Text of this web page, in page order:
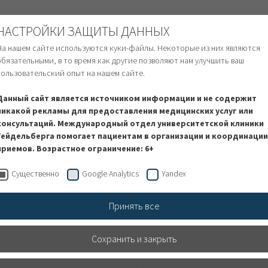
ПАЦИЕНТЫ
на лечение Услуги
и компьютерно
при операциях по замене
ортопедии,
ЗАЩИТЫ ДАННЫХ
нашем сайте используются куки-файлы. Некоторые из них являются
в то время как другие позволяют нам улучшить ваш
опыт на нашем сайте.
сайт является источником информации и не содержит
рекламы для предоставления медицинских услуг или
Международный отдел университетской клиники
помогает пациентам в организации и координации
Возрастное ограничение: 6+
Существенно Google Analytics Yandex
Принять все
Сохранить и закрыть